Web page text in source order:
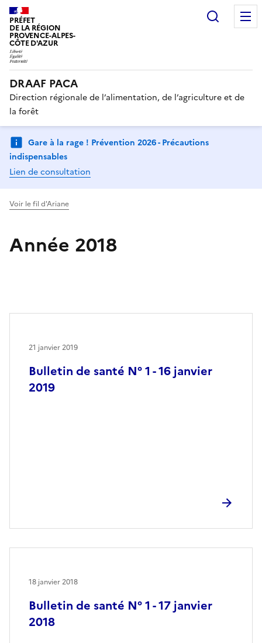
PRÉFET
DE LA RÉGION
PROVENCE-ALPES-
CÔTE D'AZUR
DRAAF PACA
Direction régionale de l’alimentation, de l’agriculture et de
la forêt
Gare à la rage ! Prévention 2026 - Précautions
indispensables
Lien de consultation
Voir le fil d'Ariane
Année 2018
Bulletin de santé N° 1 - 16 janvier
2019
21 janvier 2019
Bulletin de santé N° 1 - 17 janvier
2018
18 janvier 2018